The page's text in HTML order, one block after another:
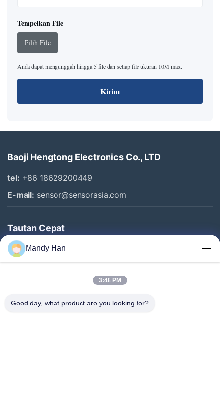
Tempelkan File
Pilih File
Anda dapat mengunggah hingga 5 file dan setiap file ukuran 10M max.
Kirim
Baoji Hengtong Electronics Co., LTD
tel: +86 18629200449
E-mail: sensor@sensorasia.com
Tautan Cepat
Rumah
Produk
Tentang Kami
Mandy Han
3:48 PM
Good day, what product are you looking for?